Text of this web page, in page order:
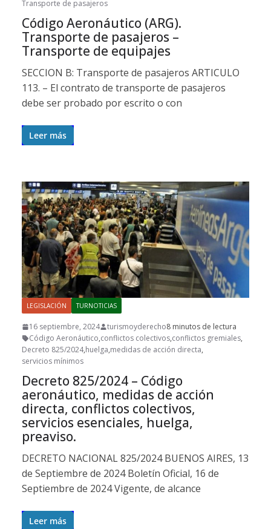
Transporte de pasajeros
Código Aeronáutico (ARG).
Transporte de pasajeros –
Transporte de equipajes
SECCION B: Transporte de pasajeros ARTICULO
113. – El contrato de transporte de pasajeros
debe ser probado por escrito o con
Leer más
LEGISLACIÓN TURNOTICIAS
16 septiembre, 2024 turismoyderecho8 minutos de lectura
Código Aeronáutico,conflictos colectivos,conflictos gremiales,
Decreto 825/2024,huelga,medidas de acción directa,
servicios mínimos
Decreto 825/2024 – Código
aeronáutico, medidas de acción
directa, conflictos colectivos,
servicios esenciales, huelga,
preaviso.
DECRETO NACIONAL 825/2024 BUENOS AIRES, 13
de Septiembre de 2024 Boletín Oficial, 16 de
Septiembre de 2024 Vigente, de alcance
Leer más